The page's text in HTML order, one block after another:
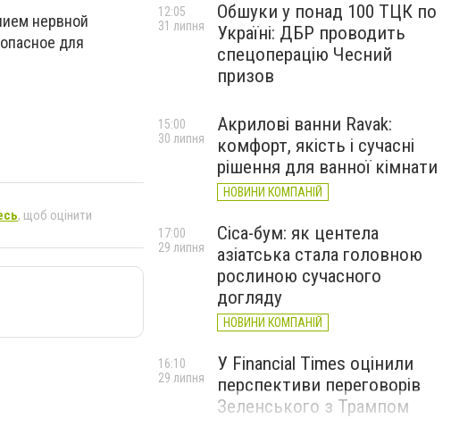
нервной
для
, щоб оцінити
Обшуки у понад 100 ТЦК по
Україні: ДБР проводить
спецоперацію Чесний
призов
12:05
31 липня
Акрилові ванни Ravak:
комфорт, якість і сучасні
рішення для ванної кімнати
НОВИНИ КОМПАНІЙ
15:00
30 липня
Cica-бум: як центела
азіатська стала головною
рослиною сучасного
догляду
НОВИНИ КОМПАНІЙ
17:00
29 липня
У Financial Times оцінили
перспективи переговорів
Зеленського з Трампом
16:10
29 липня